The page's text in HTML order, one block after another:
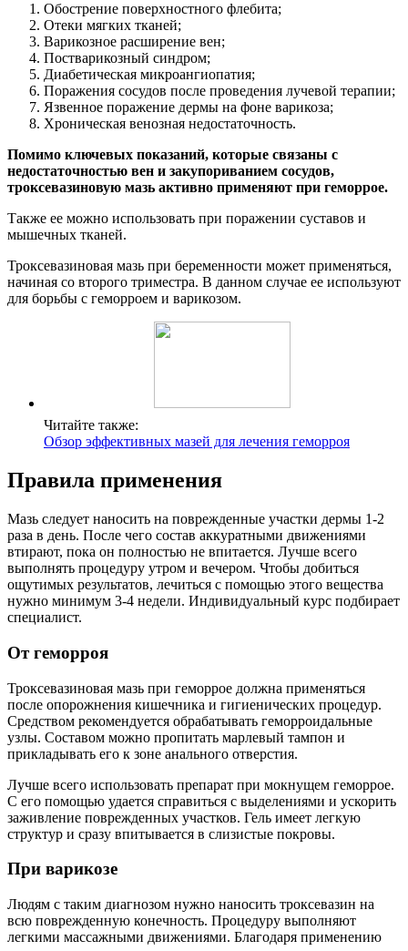
Обострение поверхностного флебита;
Отеки мягких тканей;
Варикозное расширение вен;
Постварикозный синдром;
Диабетическая микроангиопатия;
Поражения сосудов после проведения лучевой терапии;
Язвенное поражение дермы на фоне варикоза;
Хроническая венозная недостаточность.
Помимо ключевых показаний, которые связаны с
недостаточностью вен и закупориванием сосудов,
троксевазиновую мазь активно применяют при геморрое.
Также ее можно использовать при поражении суставов и
мышечных тканей.
Троксевазиновая мазь при беременности может применяться,
начиная со второго триместра. В данном случае ее используют
для борьбы с геморроем и варикозом.
Читайте также:
Обзор эффективных мазей для лечения геморроя
Правила применения
Мазь следует наносить на поврежденные участки дермы 1-2
раза в день. После чего состав аккуратными движениями
втирают, пока он полностью не впитается. Лучше всего
выполнять процедуру утром и вечером. Чтобы добиться
ощутимых результатов, лечиться с помощью этого вещества
нужно минимум 3-4 недели. Индивидуальный курс подбирает
специалист.
От геморроя
Троксевазиновая мазь при геморрое должна применяться
после опорожнения кишечника и гигиенических процедур.
Средством рекомендуется обрабатывать геморроидальные
узлы. Составом можно пропитать марлевый тампон и
прикладывать его к зоне анального отверстия.
Лучше всего использовать препарат при мокнущем геморрое.
С его помощью удается справиться с выделениями и ускорить
заживление поврежденных участков. Гель имеет легкую
структур и сразу впитывается в слизистые покровы.
При варикозе
Людям с таким диагнозом нужно наносить троксевазин на
всю поврежденную конечность. Процедуру выполняют
легкими массажными движениями. Благодаря применению